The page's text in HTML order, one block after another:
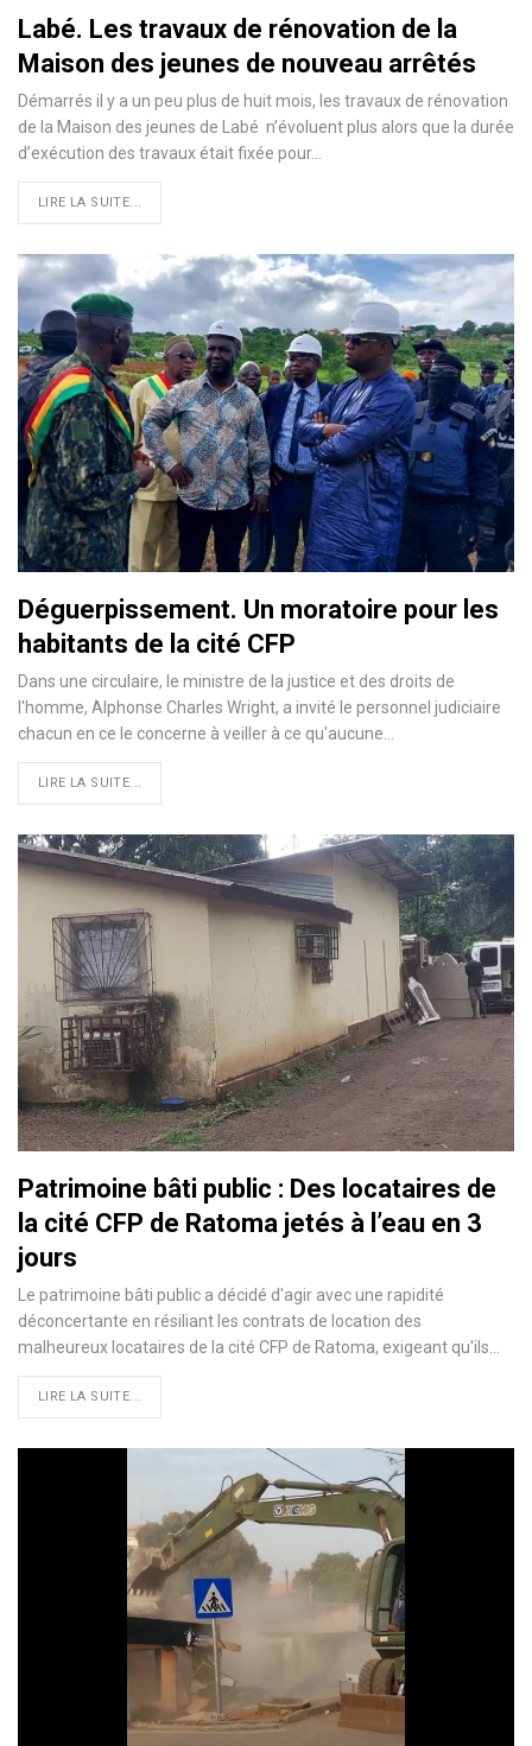
Labé. Les travaux de rénovation de la
Maison des jeunes de nouveau arrêtés
Démarrés il y a un peu plus de huit mois, les travaux de rénovation
de la Maison des jeunes de Labé n’évoluent plus alors que la durée
d’exécution des travaux était fixée pour…
LIRE LA SUITE...
Déguerpissement. Un moratoire pour les
habitants de la cité CFP
Dans une circulaire, le ministre de la justice et des droits de
l'homme, Alphonse Charles Wright, a invité le personnel judiciaire
chacun en ce le concerne à veiller à ce qu'aucune…
LIRE LA SUITE...
Patrimoine bâti public : Des locataires de
la cité CFP de Ratoma jetés à l’eau en 3
jours
Le patrimoine bâti public a décidé d'agir avec une rapidité
déconcertante en résiliant les contrats de location des
malheureux locataires de la cité CFP de Ratoma, exigeant qu'ils…
LIRE LA SUITE...